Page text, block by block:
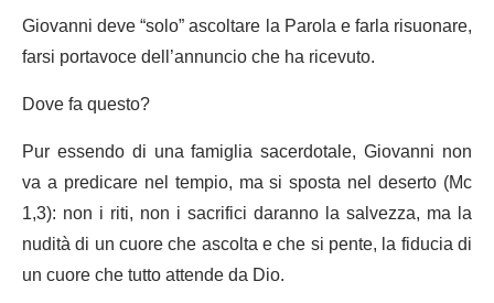
Giovanni deve “solo” ascoltare la Parola e farla risuonare,
farsi portavoce dell’annuncio che ha ricevuto.
Dove fa questo?
Pur essendo di una famiglia sacerdotale, Giovanni non
va a predicare nel tempio, ma si sposta nel deserto (Mc
1,3): non i riti, non i sacrifici daranno la salvezza, ma la
nudità di un cuore che ascolta e che si pente, la fiducia di
un cuore che tutto attende da Dio.